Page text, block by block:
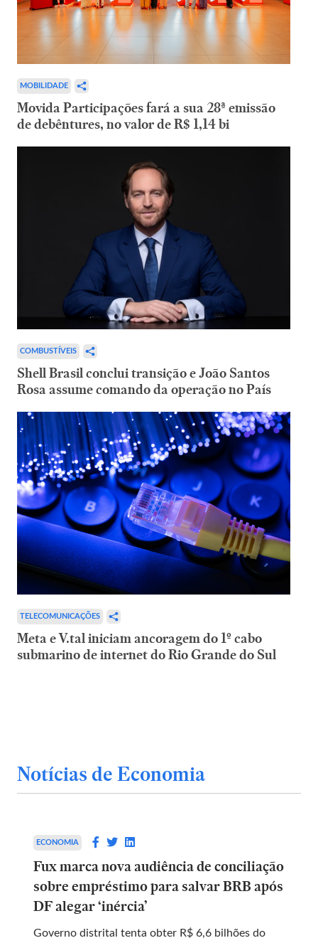
MOBILIDADE
Movida Participações fará a sua 28ª emissão
de debêntures, no valor de R$ 1,14 bi
COMBUSTÍVEIS
Shell Brasil conclui transição e João Santos
Rosa assume comando da operação no País
TELECOMUNICAÇÕES
Meta e V.tal iniciam ancoragem do 1º cabo
submarino de internet do Rio Grande do Sul
Notícias de Economia
ECONOMIA
Fux marca nova audiência de conciliação
sobre empréstimo para salvar BRB após
DF alegar ‘inércia’
Governo distrital tenta obter R$ 6,6 bilhões do